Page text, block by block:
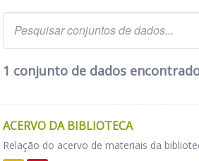
1 conjunto de dados
ACERVO DA BIBLIOTECA
Relação do acervo de materiais da